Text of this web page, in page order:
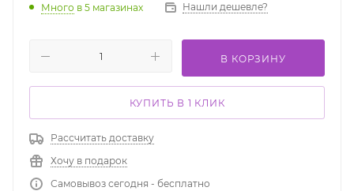
Много в 5 магазинах Нашли дешевле?
В КОРЗИНУ
КУПИТЬ В 1 КЛИК
Рассчитать доставку
Хочу в подарок
Самовывоз сегодня - бесплатно